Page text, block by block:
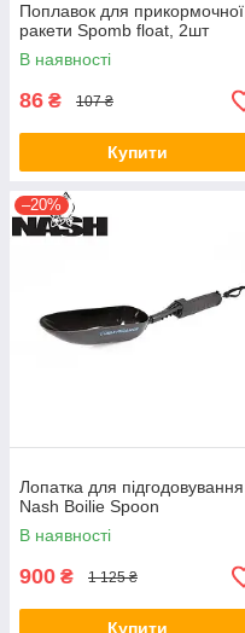
Поплавок для прикормочної
ракети Spomb float, 2шт
В наявності
86 ₴ 107 ₴
Купити
–20%
Лопатка для підгодовування
Nash Boilie Spoon
В наявності
900 ₴ 1 125 ₴
Купити